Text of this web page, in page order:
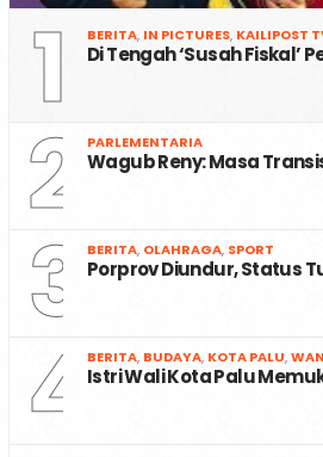
1 BERITA, IN PICTURES, KAILIPOST
Di Tengah ‘Susah Fiskal’
2 PARLEMENTARIA
Wagub Reny: Masa
3 BERITA, OLAHRAGA, SPORT
Porprov Diundur, Status
4 BERITA, BUDAYA, KOTA PALU,
Istri Wali Kota Palu